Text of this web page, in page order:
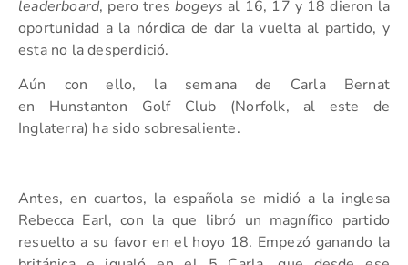
leaderboard, pero tresbogeys al 16, 17 y 18 dieron la
oportunidad a la nórdica de dar la vuelta al partido, y
esta no la desperdició.
Aún con ello, la semana de Carla Bernat
en Hunstanton Golf Club (Norfolk, al este de
Inglaterra) ha sido sobresaliente.
Antes, en cuartos, la española se midió a la inglesa
Rebecca Earl, con la que libró un magnífico partido
resuelto a su favor en el hoyo 18. Empezó ganando la